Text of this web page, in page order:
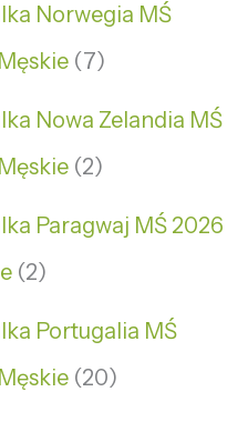
Norwegia MŚ
7
Nowa Zelandia MŚ
2
Paragwaj MŚ 2026
2
Portugalia MŚ
20